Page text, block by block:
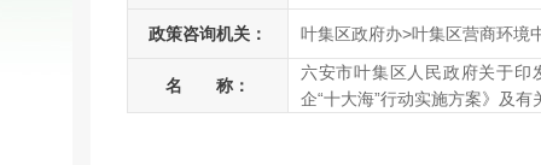
政策咨询机关： 叶集区政府办>叶集区营商环境
名 称：
六安市叶集区人民政府关于印
企“十大海”行动实施方案》及有